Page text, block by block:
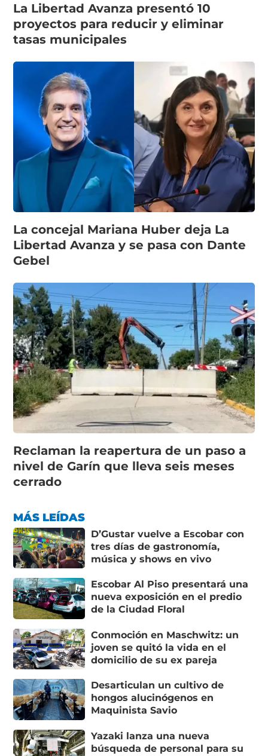
La Libertad Avanza presentó 10
proyectos para reducir y eliminar
tasas municipales
La concejal Mariana Huber deja La
Libertad Avanza y se pasa con Dante
Gebel
Reclaman la reapertura de un paso a
nivel de Garín que lleva seis meses
cerrado
MÁS LEÍDAS
D’Gustar vuelve a Escobar con
tres días de gastronomía,
música y shows en vivo
Escobar Al Piso presentará una
nueva exposición en el predio
de la Ciudad Floral
Conmoción en Maschwitz: un
joven se quitó la vida en el
domicilio de su ex pareja
Desarticulan un cultivo de
hongos alucinógenos en
Maquinista Savio
Yazaki lanza una nueva
búsqueda de personal para su